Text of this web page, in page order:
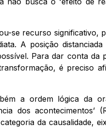
se recurso significativo,
A posição
Para dar conta da
é preciso
a ordem lógica da
dos acontecimentos’
da causalidade,